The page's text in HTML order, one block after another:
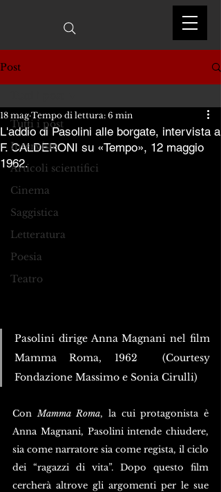
Post
Tutti i post
Interviste
Articoli scientifici
Cinema
Saggistica
Letteratura
Poesia
Teatro
L'addio di Pasolini alle borgate, intervista a
F. CALDERONI su «Tempo», 12 maggio
1962.
18 mag Tempo di lettura: 6 min
Pasolini dirige Anna Magnani nel film
Mamma Roma, 1962  (Courtesy
Fondazione Massimo e Sonia Cirulli)
Con Mamma Roma, la cui protagonista è
Anna Magnani, Pasolini intende chiudere,
sia come narratore sia come regista, il ciclo
dei “ragazzi di vita”. Dopo questo film
cercherà altrove gli argomenti per le sue